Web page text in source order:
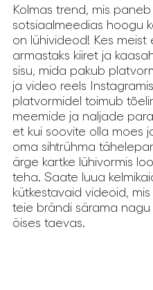
Kolmas trend, mis paneb
sotsiaalmeedias hoogu
on lühivideod! Kes meist
armastaks kiiret ja
sisu, mida pakub
ja video reels
platvormidel toimub
meemide ja naljade
et kui soovite olla moes
oma sihtrühma
ärge kartke lühivormis
teha. Saate luua
kütkestavaid videoid,
teie brändi särama nagu
öises taevas.